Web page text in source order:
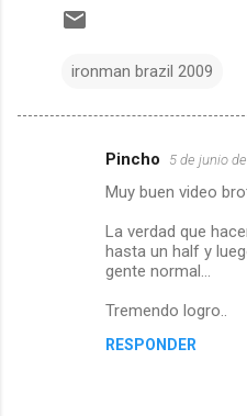
ironman brazil 2009
Pincho 5 de junio
Muy buen video
La verdad que
hasta un half y
gente normal...
Tremendo logro..
RESPONDER